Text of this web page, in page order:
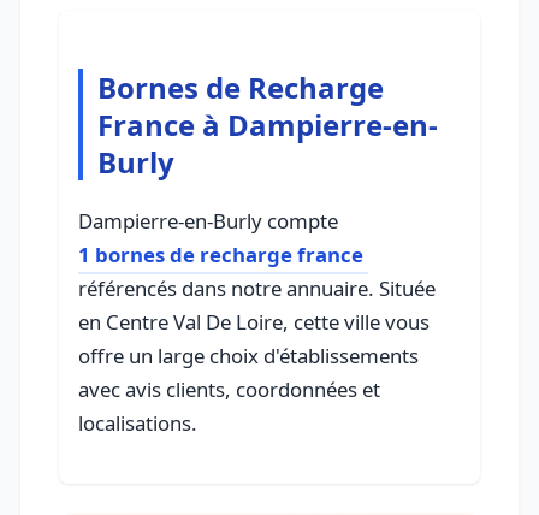
Bornes de Recharge
France à Dampierre-en-
Burly
Dampierre-en-Burly compte
1 bornes de recharge france
référencés dans notre annuaire. Située
en Centre Val De Loire, cette ville vous
offre un large choix d'établissements
avec avis clients, coordonnées et
localisations.